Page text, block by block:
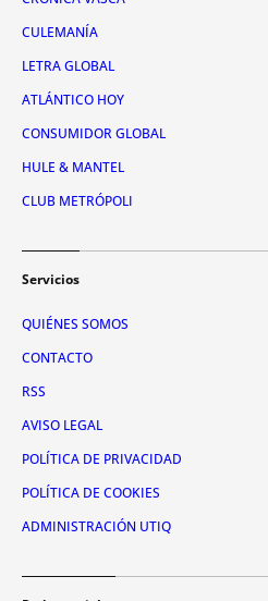
CULEMANÍA
LETRA GLOBAL
ATLÁNTICO HOY
CONSUMIDOR GLOBAL
HULE & MANTEL
CLUB METRÓPOLI
Servicios
QUIÉNES SOMOS
CONTACTO
RSS
AVISO LEGAL
POLÍTICA DE PRIVACIDAD
POLÍTICA DE COOKIES
ADMINISTRACIÓN UTIQ